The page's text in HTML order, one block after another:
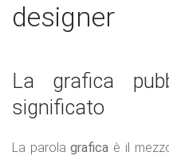
designer
La grafica
significato
La parolagrafica è il